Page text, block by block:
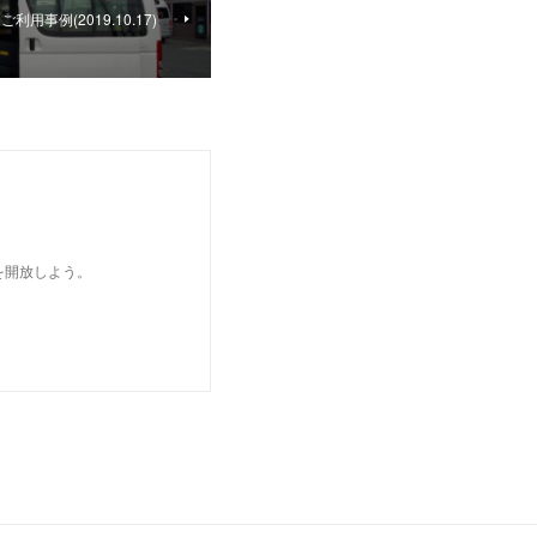
利用事例(2019.10.17)
放しよう。